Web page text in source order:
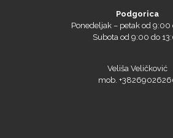
Tiflex
Podgorica
Ponedeljak – petak od 9:00
Subota od 9:00 do
Veliša Veličković
mob.